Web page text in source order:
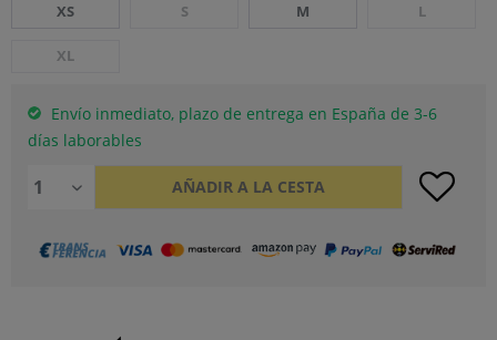
XS
S M L
XL
Envío inmediato, plazo de entrega en España de 3-6
días laborables
AÑADIR A LA CESTA